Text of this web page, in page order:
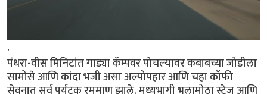
.
पंधरा-वीस मिनिटांत गाड्या कॅम्पवर पोचल्यावर कबाबच्या जोडीला
सामोसे आणि कांदा भजी असा अल्पोपहार आणि चहा कॉफी